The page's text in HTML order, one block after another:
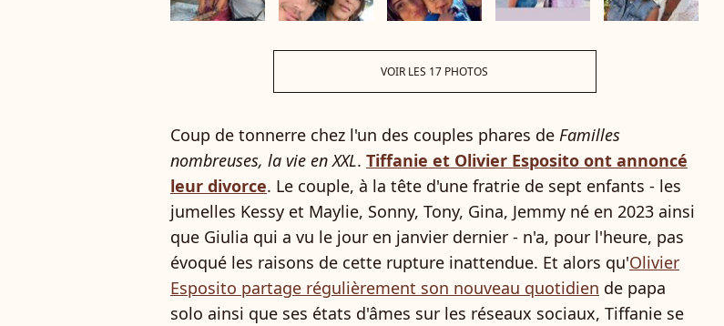
VOIR LES 17 PHOTOS
Coup de tonnerre chez l'un des couples phares de Familles
nombreuses, la vie en XXL. Tiffanie et Olivier Esposito ont annoncé
leur divorce. Le couple, à la tête d'une fratrie de sept enfants - les
jumelles Kessy et Maylie, Sonny, Tony, Gina, Jemmy né en 2023 ainsi
que Giulia qui a vu le jour en janvier dernier - n'a, pour l'heure, pas
évoqué les raisons de cette rupture inattendue. Et alors qu'Olivier
Esposito partage régulièrement son nouveau quotidien de papa
solo ainsi que ses états d'âmes sur les réseaux sociaux, Tiffanie se